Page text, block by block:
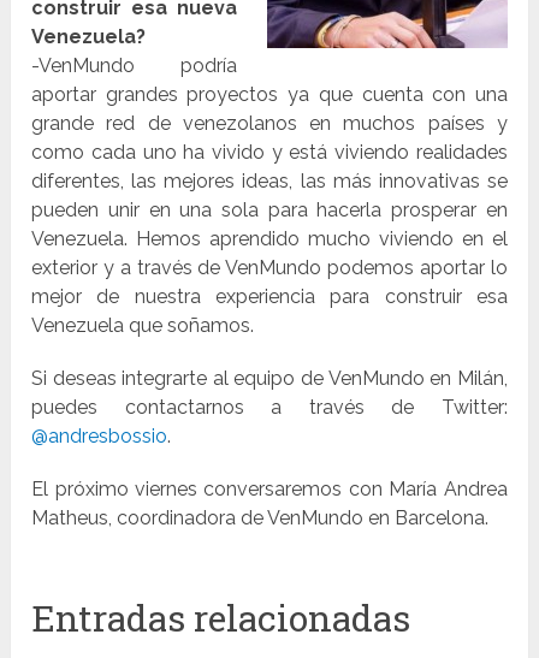
construir esa nueva
Venezuela?
-VenMundo podría
aportar grandes proyectos ya que cuenta con una
grande red de venezolanos en muchos países y
como cada uno ha vivido y está viviendo realidades
diferentes, las mejores ideas, las más innovativas se
pueden unir en una sola para hacerla prosperar en
Venezuela. Hemos aprendido mucho viviendo en el
exterior y a través de VenMundo podemos aportar lo
mejor de nuestra experiencia para construir esa
Venezuela que soñamos.
Si deseas integrarte al equipo de VenMundo en Milán,
puedes contactarnos a través de Twitter:
@andresbossio.
El próximo viernes conversaremos con María Andrea
Matheus, coordinadora de VenMundo en Barcelona.
Entradas relacionadas